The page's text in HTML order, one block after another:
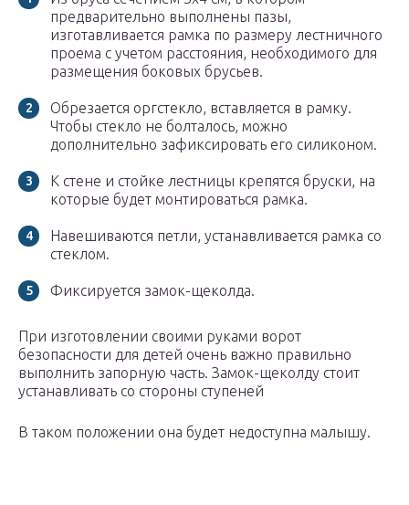
предварительно выполнены пазы,
изготавливается рамка по размеру лестничного
проема с учетом расстояния, необходимого для
размещения боковых брусьев.
Обрезается оргстекло, вставляется в рамку.
Чтобы стекло не болталось, можно
дополнительно зафиксировать его силиконом.
К стене и стойке лестницы крепятся бруски, на
которые будет монтироваться рамка.
Навешиваются петли, устанавливается рамка со
стеклом.
Фиксируется замок-щеколда.
При изготовлении своими руками ворот
безопасности для детей очень важно правильно
выполнить запорную часть. Замок-щеколду стоит
устанавливать со стороны ступеней
В таком положении она будет недоступна малышу.